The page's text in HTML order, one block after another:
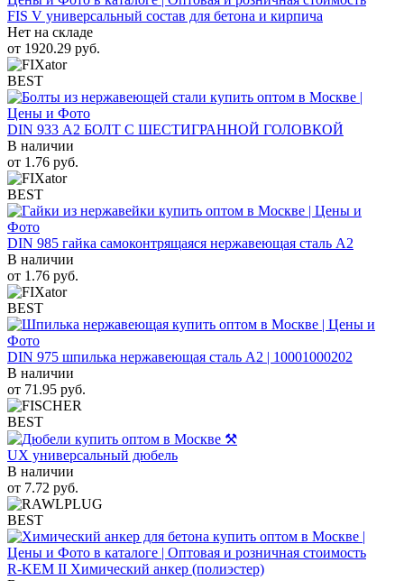
FIS V универсальный состав для бетона и кирпича
Нет на складе
от 1920.29 руб.
BEST
DIN 933 А2 БОЛТ С ШЕСТИГРАННОЙ ГОЛОВКОЙ
В наличии
от 1.76 руб.
BEST
DIN 985 гайка самоконтрящаяся нержавеющая сталь A2
В наличии
от 1.76 руб.
BEST
DIN 975 шпилька нержавеющая сталь A2 | 10001000202
В наличии
от 71.95 руб.
BEST
UX универсальный дюбель
В наличии
от 7.72 руб.
BEST
R-KEM II Химический анкер (полиэстер)